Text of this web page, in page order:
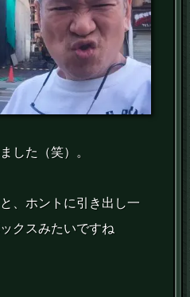
した（笑）。
、ホントに引き出し一
クスみたいですね